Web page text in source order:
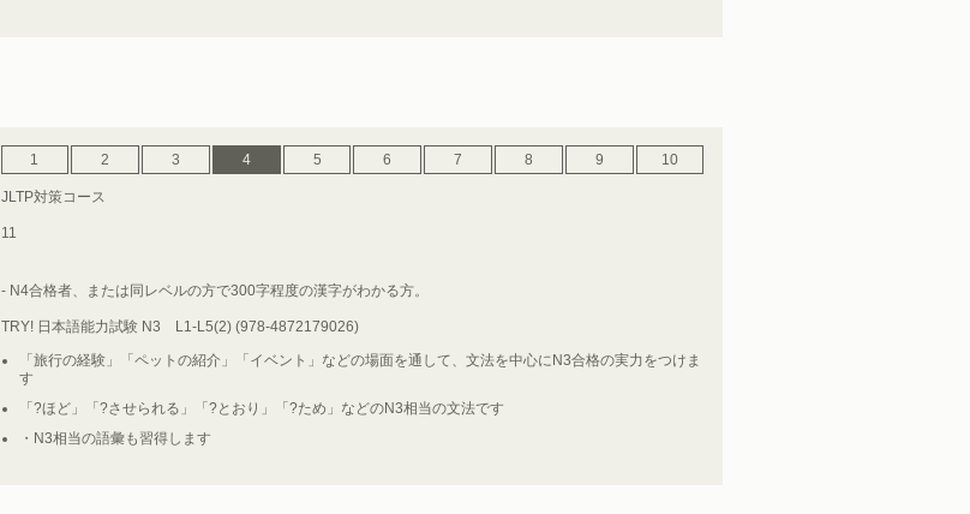
1 2 3 4 5 6 7 8 9 10
JLTP対策コース
11
- N4合格者、または同レベルの方で300字程度の漢字がわかる方。
TRY! 日本語能力試験 N3 L1-L5(2) (978-4872179026)
「旅行の経験」「ペットの紹介」「イベント」などの場面を通して、文法を中心にN3合格の実力をつけま
す
「?ほど」「?させられる」「?とおり」「?ため」などのN3相当の文法です
・N3相当の語彙も習得します